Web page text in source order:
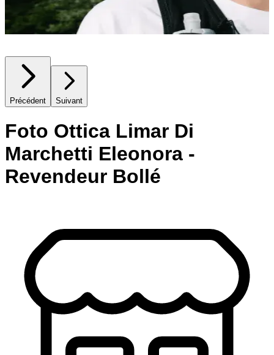
Précédent Suivant
Foto Ottica Limar Di
Marchetti Eleonora -
Revendeur Bollé